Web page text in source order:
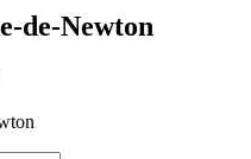
de-Newton